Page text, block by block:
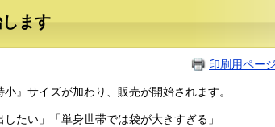
ます
印刷用ペー
』サイズが加わり、販売が開始されます。
たい」「単身世帯では袋が大きすぎる」